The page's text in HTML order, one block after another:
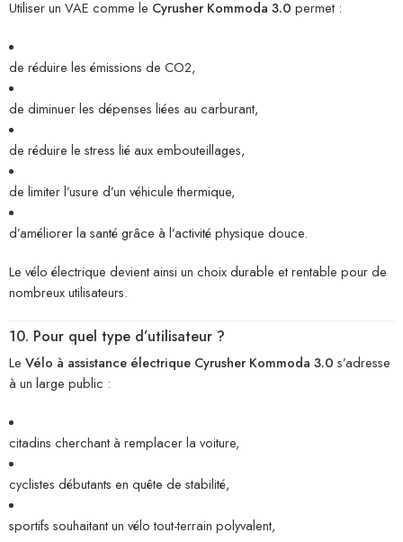
Utiliser un VAE comme le Cyrusher Kommoda 3.0 permet :
de réduire les émissions de CO2,
de diminuer les dépenses liées au carburant,
de réduire le stress lié aux embouteillages,
de limiter l’usure d’un véhicule thermique,
d’améliorer la santé grâce à l’activité physique douce.
Le vélo électrique devient ainsi un choix durable et rentable pour de
nombreux utilisateurs.
10. Pour quel type d’utilisateur ?
Le Vélo à assistance électrique Cyrusher Kommoda 3.0 s’adresse
à un large public :
citadins cherchant à remplacer la voiture,
cyclistes débutants en quête de stabilité,
sportifs souhaitant un vélo tout-terrain polyvalent,